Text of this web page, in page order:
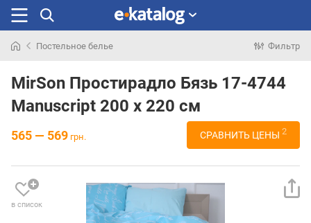
раньше
Постельное белье Фильтр
MirSon Простирадло Бязь 17-4744
Manuscript 200 х 220 см
565 — 569 грн. СРАВНИТЬ ЦЕНЫ 2
в список